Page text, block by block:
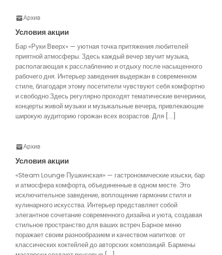
Архив
Условия акции
Бар «Руки Вверх» — уютная точка притяжения любителей
приятной атмосферы. Здесь каждый вечер звучит музыка,
располагающая к расслаблению и отдыху после насыщенного
рабочего дня. Интерьер заведения выдержан в современном
стиле, благодаря этому посетители чувствуют себя комфортно
и свободно.Здесь регулярно проходят тематические вечеринки,
концерты живой музыки и музыкальные вечера, привлекающие
широкую аудиторию горожан всех возрастов. Для […]
Архив
Условия акции
«Steam Lounge Пушкинская» — гастрономические изыски, бар
и атмосфера комфорта, объединенные в одном месте. Это
исключительное заведение, воплощение гармонии стиля и
кулинарного искусства. Интерьер представляет собой
элегантное сочетание современного дизайна и уюта, создавая
стильное пространство для ваших встреч.Барное меню
поражает своим разнообразием и качеством напитков: от
классических коктейлей до авторских композиций. Бармены